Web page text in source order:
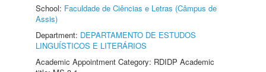
School: Faculdade de Ciências e Letras (Câmpus de
Assis)
Department: DEPARTAMENTO DE ESTUDOS
LINGUÍSTICOS E LITERÁRIOS
Academic Appointment Category: RDIDP Academic